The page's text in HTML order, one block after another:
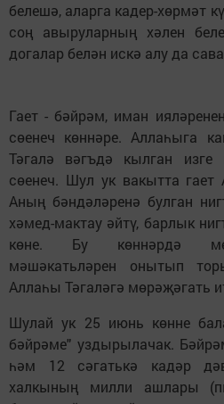
белешә, аларга кадер-хөрмәт
соң авыруларның хәлен
догалар белән искә алу да
Гает - бәйрәм, иман
сөенеч көннәре. Аллаһыга
Тәгалә вәгъдә кылган изге
сөенеч. Шул ук вакытта
Аның бәндәләренә булган
хәмед-мактау әйтү, барлык
көне. Бу көннәрдә
мәшәкатьләрен онытып
Аллаһы Тәгаләгә мөрәҗәгать
Шулай ук 25 июнь көнне
бәйрәме" уздырылачак.
һәм 12 сәгатькә кадәр
халкының милли ашлары